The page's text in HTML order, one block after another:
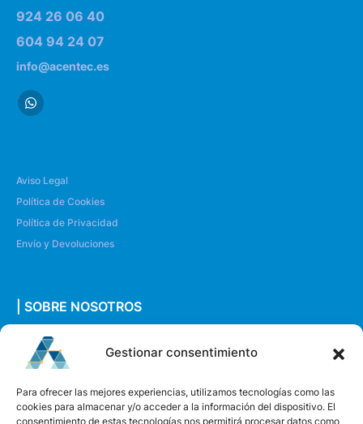
Gestionar consentimiento
Para ofrecer las mejores experiencias, utilizamos tecnologías como las
cookies para almacenar y/o acceder a la información del dispositivo. El
consentimiento de estas tecnologías nos permitirá procesar datos como
924 26 06 40
604 94 24 07
info@acentec.es
Aviso Legal
Política de Cookies
Política de Privacidad
Envío y Devoluciones
| SOBRE NOSOTROS
Quiénes somos
Envíanos un mensaje